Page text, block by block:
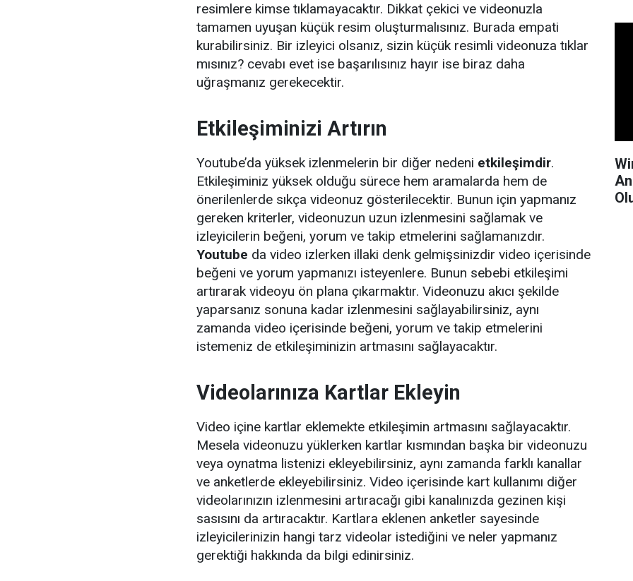
resimlere kimse tıklamayacaktır. Dikkat çekici ve videonuzla
tamamen uyuşan küçük resim oluşturmalısınız. Burada empati
kurabilirsiniz. Bir izleyici olsanız, sizin küçük resimli videonuza tıklar
mısınız? cevabı evet ise başarılısınız hayır ise biraz daha
uğraşmanız gerekecektir.
Etkileşiminizi Artırın
Youtube’da yüksek izlenmelerin bir diğer nedeni etkileşimdir.
Etkileşiminiz yüksek olduğu sürece hem aramalarda hem de
önerilenlerde sıkça videonuz gösterilecektir. Bunun için yapmanız
gereken kriterler, videonuzun uzun izlenmesini sağlamak ve
izleyicilerin beğeni, yorum ve takip etmelerini sağlamanızdır.
Youtube da video izlerken illaki denk gelmişsinizdir video içerisinde
beğeni ve yorum yapmanızı isteyenlere. Bunun sebebi etkileşimi
artırarak videoyu ön plana çıkarmaktır. Videonuzu akıcı şekilde
yaparsanız sonuna kadar izlenmesini sağlayabilirsiniz, aynı
zamanda video içerisinde beğeni, yorum ve takip etmelerini
istemeniz de etkileşiminizin artmasını sağlayacaktır.
Videolarınıza Kartlar Ekleyin
Video içine kartlar eklemekte etkileşimin artmasını sağlayacaktır.
Mesela videonuzu yüklerken kartlar kısmından başka bir videonuzu
veya oynatma listenizi ekleyebilirsiniz, aynı zamanda farklı kanallar
ve anketlerde ekleyebilirsiniz. Video içerisinde kart kullanımı diğer
videolarınızın izlenmesini artıracağı gibi kanalınızda gezinen kişi
sasısını da artıracaktır. Kartlara eklenen anketler sayesinde
izleyicilerinizin hangi tarz videolar istediğini ve neler yapmanız
gerektiği hakkında da bilgi edinirsiniz.